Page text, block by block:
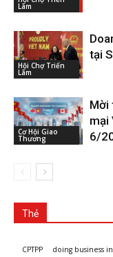
Lãm
Hội Chợ Triển
Lãm
tại
Cơ Hội Giao
Thương
Mời
mại
6/
Thẻ
CPTPP doing business